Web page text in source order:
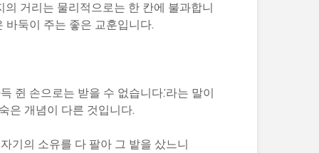
의 거리는 물리적으로는 한 칸에 불과합니
바둑이 주는 좋은 교훈입니다.
쥔 손으로는 받을 수 없습니다.’라는 말이
은 개념이 다른 것입니다.
기의 소유를 다 팔아 그 밭을 샀느니